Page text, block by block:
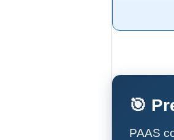
🎯
PAAS